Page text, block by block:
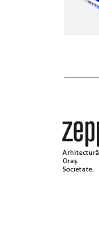
Oraș.
Societate.